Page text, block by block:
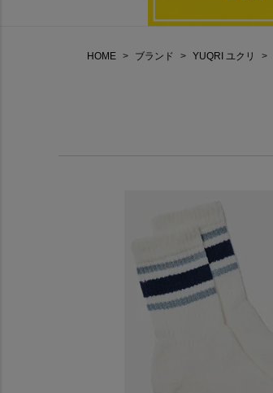
HOME ブランド YUQRI ユクリ